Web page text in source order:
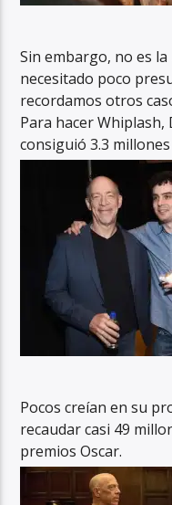
Sin embargo, no es
necesitado poco
recordamos otros
Para hacer Whiplash,
consiguió 3.3
Pocos creían en su
recaudar casi 49
premios Oscar.